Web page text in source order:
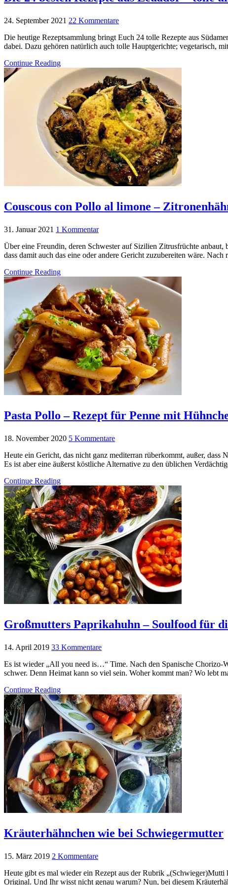
24. September 2021 22 Kommentare
Die heutige Rezeptsammlung bringt Euch 24 tolle Rezepte aus
dabei. Dazu gehören natürlich auch tolle Hauptgerichte; vegetarisch,
Continue Reading
Couscous con Pollo al limone –
31. Januar 2021 1 Kommentar
Über eine Freundin, deren Schwester auf Sizilien Zitrusfrüchte
dass damit auch das eine oder andere Gericht zuzubereiten wäre.
Continue Reading
Pasta Pollo – Rezept für Penne mit
18. November 2020 5 Kommentare
Heute ein Gericht, das nicht ganz mediterran rüberkommt, außer,
Es ist aber eine äußerst köstliche Alternative zu den üblichen
Continue Reading
Großmutters Paprikahuhn – Soulfood für
14. April 2019 33 Kommentare
Es ist wieder „All you need is…“ Time. Nach den Spanische Chorizo-
schwer. Denn Heimat kann so viel sein. Woher kommt man? Wo lebt
Continue Reading
Kräuterhähnchen wie bei Schwiegermutter
15. März 2019 2 Kommentare
Heute gibt es mal wieder ein Rezept aus der Rubrik
Original. Und Ihr wisst nicht genau warum? Nun, bei diesem